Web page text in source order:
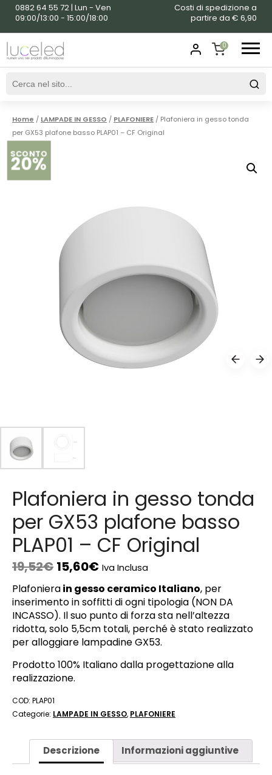
0882 64 55 72 | Lun - Ven
09:00/13:00 - 15:00/18:00
Costi di spedizione a
partire da € 6,90
0
SHOPPING
Home / LAMPADE IN GESSO / PLAFONIERE / Plafoniera in gesso tonda
per GX53 plafone basso PLAP01 – CF Original
SCONTO
20%
Plafoniera in gesso tonda
per GX53 plafone basso
PLAP01 – CF Original
19,52€ 15,60€ Iva Inclusa
Plafonierain gesso ceramico Italiano, per
inserimento in soffitti di ogni tipologia (NON DA
INCASSO). Il suo punto di forza sta nell’altezza
ridotta, solo 5,5cm totali, perché è stato realizzato
per alloggiare lampadine GX53.
Prodotto 100% Italiano dalla progettazione alla
realizzazione.
COD: PLAP01
Categorie: LAMPADE IN GESSO, PLAFONIERE
Descrizione Informazioni aggiuntive